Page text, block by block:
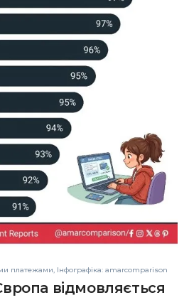
платежами, Інфографіка: amarcomparison
відмовляється